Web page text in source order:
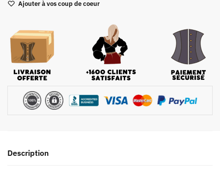
Corset
top
Ajouter à vos coup de coeur
Description